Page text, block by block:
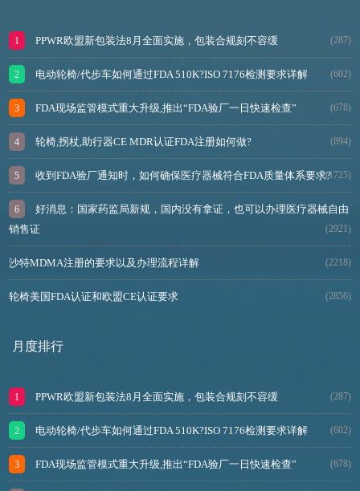
PPWR欧盟新包装法8月全面实施，包装合规刻不容缓 (287)
电动轮椅/代步车如何通过FDA 510K?ISO 7176检测要求详解 (602)
FDA现场监管模式重大升级,推出“FDA验厂一日快速检查” (678)
轮椅,拐杖,助行器CE MDR认证FDA注册如何做? (894)
收到FDA验厂通知时，如何确保医疗器械符合FDA质量体系要求?(1725)
好消息：国家药监局新规，国内没有拿证，也可以办理医疗器械自由
销售证
(2921)
沙特MDMA注册的要求以及办理流程详解 (2218)
轮椅美国FDA认证和欧盟CE认证要求 (2856)
月度排行
PPWR欧盟新包装法8月全面实施，包装合规刻不容缓 (287)
电动轮椅/代步车如何通过FDA 510K?ISO 7176检测要求详解 (602)
FDA现场监管模式重大升级,推出“FDA验厂一日快速检查” (678)